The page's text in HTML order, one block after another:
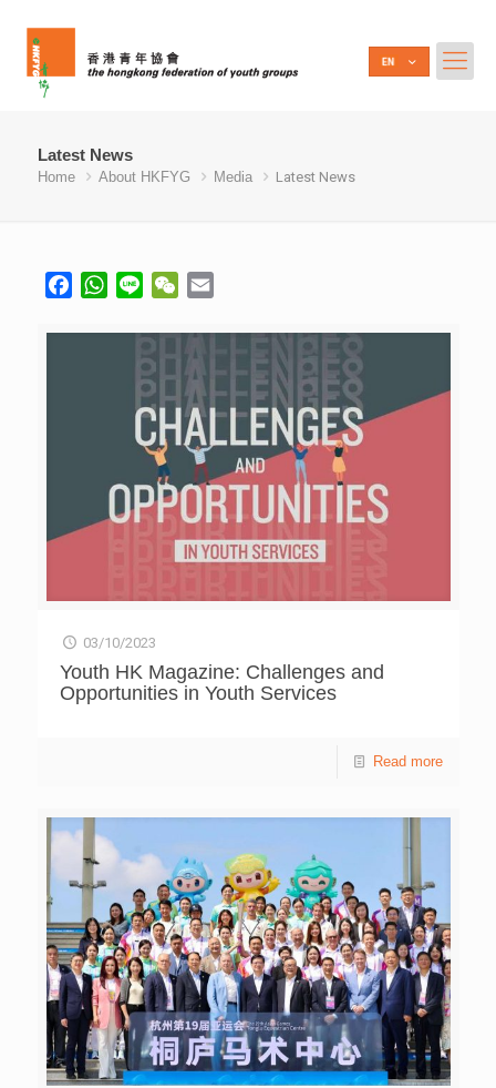
Latest News
Home About HKFYG Media Latest News
FacebookWhatsApp
Line WeChat
03/10/2023
Youth HK Magazine: Challenges and
Opportunities in Youth Services
Read more